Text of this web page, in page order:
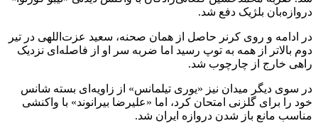
دروازه‌بان بلژیک دفع شد.
در ادامه و روی کرنر حاصل از همان صحنه، سعید عزت‌اللهی در تیر
دوم بالاتر از همه به توپ رسید اما ضربه سر او از فاصله‌ای نزدیک
راهی خارج از چارچوب شد.
در سوی دیگر میدان نیز «یوری تیلمانس» از زاویه‌ای بسته شانس
خود را برای گلزنی امتحان کرد، اما «علیرضا بیرانوند» با واکنشی
مناسب مانع باز شدن دروازه ایران شد.